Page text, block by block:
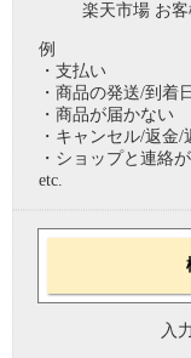
楽天市場 お客
例
・支払い
・商品の発送/到着
・商品が届かない
・キャンセル/返金/
・ショップと連絡
etc.
入